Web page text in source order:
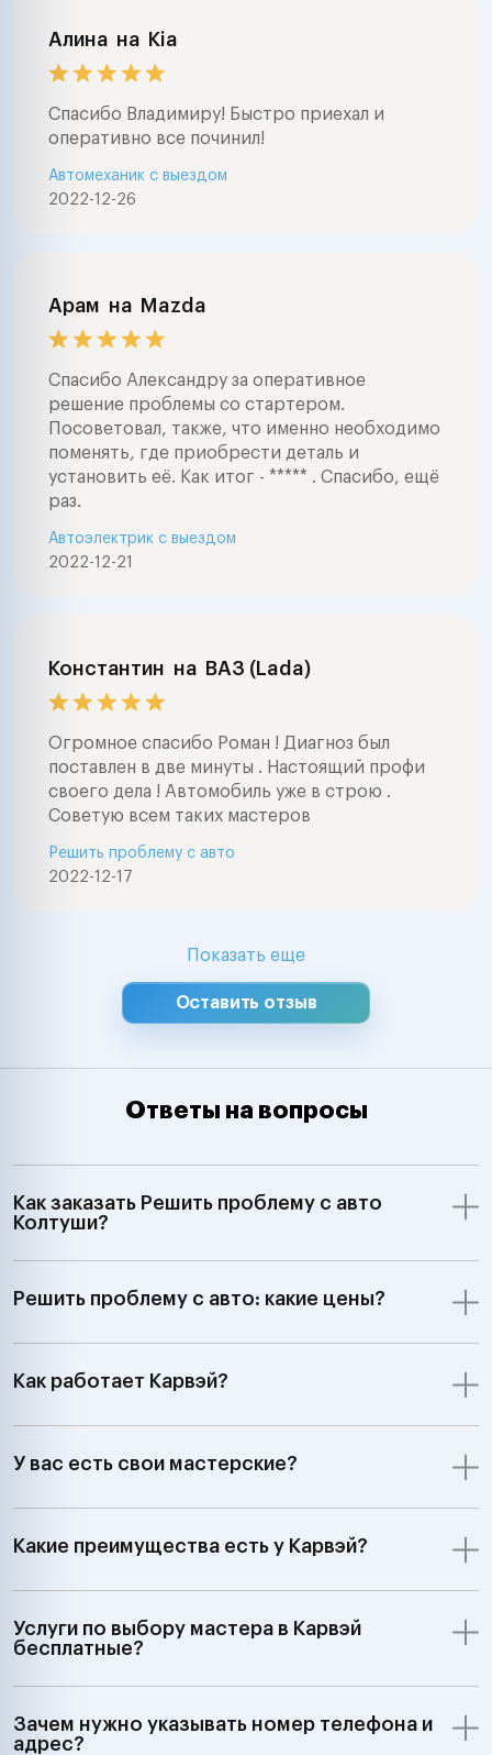
Алина на Kia
Спасибо Владимиру! Быстро приехал и
оперативно все починил!
2022-12-26
Автомеханик с выездом
Арам на Mazda
Спасибо Александру за оперативное
решение проблемы со стартером.
Посоветовал, также, что именно необходимо
поменять, где приобрести деталь и
установить её. Как итог - ***** . Спасибо, ещё
раз.
2022-12-21
Автоэлектрик с выездом
Константин на ВАЗ (Lada)
Огромное спасибо Роман ! Диагноз был
поставлен в две минуты . Настоящий профи
своего дела ! Автомобиль уже в строю .
Советую всем таких мастеров
2022-12-17
Решить проблему с авто
Показать еще
Оставить отзыв
Ответы на вопросы
Как заказать Решить проблему с авто
Колтуши?
Решить проблему с авто: какие цены?
Как работает Карвэй?
У вас есть свои мастерские?
Какие преимущества есть у Карвэй?
Услуги по выбору мастера в Карвэй
бесплатные?
Зачем нужно указывать номер телефона и
адрес?